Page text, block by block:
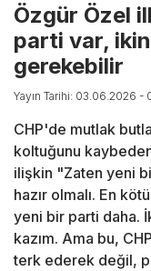
Özgür Özel
parti var,
gerekebilir
Yayın Tarihi: 03.06.2026 -
CHP'de mutlak
koltuğunu
ilişkin "Zaten yeni
hazır olmalı. En
yeni bir parti daha.
kazım. Ama bu,
terk ederek değil,